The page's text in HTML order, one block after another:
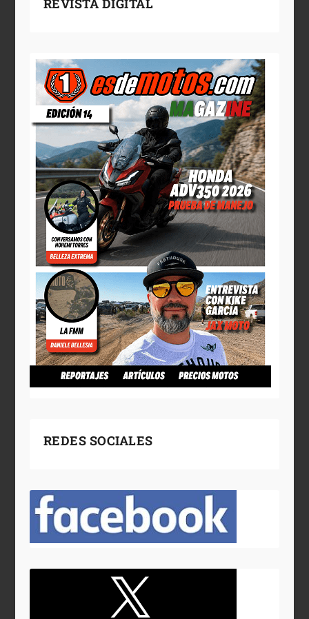
REVISTA DIGITAL
REDES SOCIALES